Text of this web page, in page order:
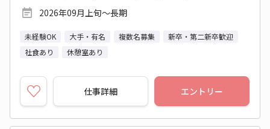
2026年09月上旬～長期
未経験OK 大手・有名 複数名募集
新卒・第二新卒歓迎
社食あり
休憩室あり
仕事詳細 エントリー